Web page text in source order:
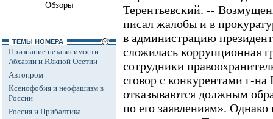
Обзоры
ТЕМЫ НОМЕРА
Признание независимости
Абхазии и Южной Осетии
Автопром
Ксенофобия и неофашизм в
России
Россия и Прибалтика
Терентьевский. --
писал жалобы и в
в администрацию
сложилась коррупционная
сотрудники
сговор с конкурентами г-
отказываются должным
по его заявлениям».